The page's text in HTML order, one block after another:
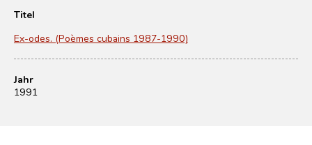
Titel
Ex-odes. (Poèmes cubains 1987-1990)
Jahr
1991